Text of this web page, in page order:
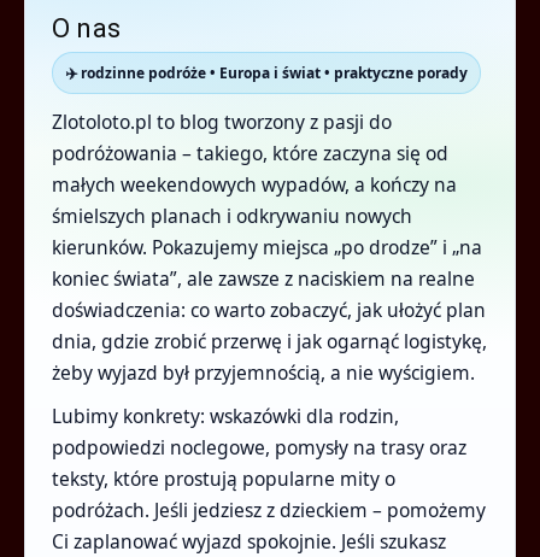
O nas
✈️ rodzinne podróże • Europa i świat • praktyczne porady
Zlotoloto.pl to blog tworzony z pasji do
podróżowania – takiego, które zaczyna się od
małych weekendowych wypadów, a kończy na
śmielszych planach i odkrywaniu nowych
kierunków. Pokazujemy miejsca „po drodze” i „na
koniec świata”, ale zawsze z naciskiem na realne
doświadczenia: co warto zobaczyć, jak ułożyć plan
dnia, gdzie zrobić przerwę i jak ogarnąć logistykę,
żeby wyjazd był przyjemnością, a nie wyścigiem.
Lubimy konkrety: wskazówki dla rodzin,
podpowiedzi noclegowe, pomysły na trasy oraz
teksty, które prostują popularne mity o
podróżach. Jeśli jedziesz z dzieckiem – pomożemy
Ci zaplanować wyjazd spokojnie. Jeśli szukasz